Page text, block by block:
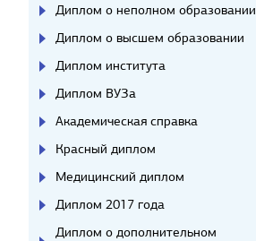
Диплом о неполном образовании
Диплом о высшем образовании
Диплом института
Диплом ВУЗа
Академическая справка
Красный диплом
Медицинский диплом
Диплом 2017 года
Диплом о дополнительном